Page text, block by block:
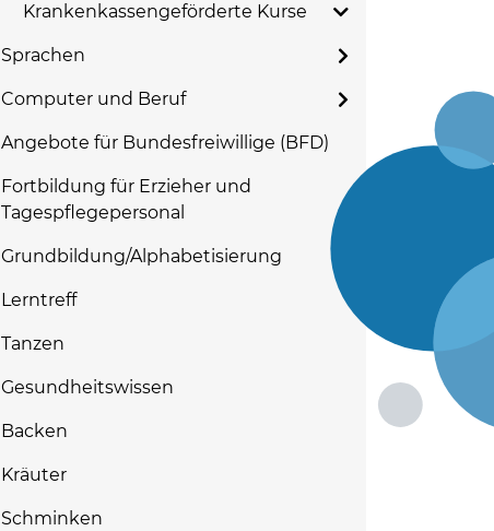
Krankenkassengeförderte Kurse
Sprachen
Computer und Beruf
Angebote für Bundesfreiwillige (BFD)
Fortbildung für Erzieher und
Tagespflegepersonal
Grundbildung/Alphabetisierung
Lerntreff
Tanzen
Gesundheitswissen
Backen
Kräuter
Schminken